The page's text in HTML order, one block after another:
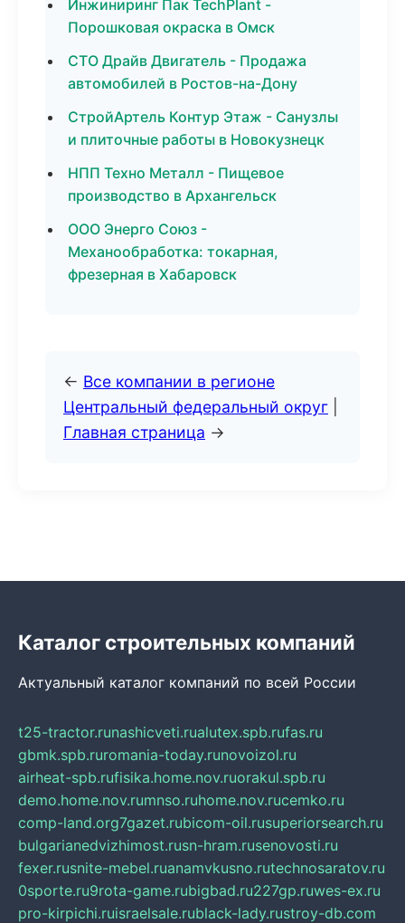
Инжиниринг Пак TechPlant -
Порошковая окраска в Омск
СТО Драйв Двигатель - Продажа
автомобилей в Ростов-на-Дону
СтройАртель Контур Этаж - Санузлы
и плиточные работы в Новокузнецк
НПП Техно Металл - Пищевое
производство в Архангельск
ООО Энерго Союз -
Механообработка: токарная,
фрезерная в Хабаровск
← Все компании в регионе
Центральный федеральный округ
Главная страница →
Каталог строительных компаний
Актуальный каталог компаний по всей России
t25-tractor.runashicveti.rualutex.spb.rufas.ru
gbmk.spb.ruromania-today.runovoizol.ru
airheat-spb.rufisika.home.nov.ruorakul.spb.ru
demo.home.nov.rumnso.ruhome.nov.rucemko.ru
comp-land.org7gazet.rubicom-oil.rusuperiorsearch.ru
bulgarianedvizhimost.rusn-hram.rusenovosti.ru
fexer.rusnite-mebel.ruanamvkusno.rutechnosaratov.ru
0sporte.ru9rota-game.rubigbad.ru227gp.ruwes-ex.ru
pro-kirpichi.ruisraelsale.rublack-lady.rustroy-db.com